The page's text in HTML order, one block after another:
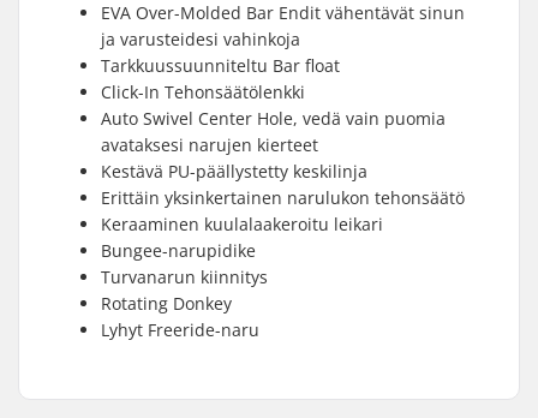
EVA Over-Molded Bar Endit vähentävät sinun
ja varusteidesi vahinkoja
Tarkkuussuunniteltu Bar float
Click-In Tehonsäätölenkki
Auto Swivel Center Hole, vedä vain puomia
avataksesi narujen kierteet
Kestävä PU-päällystetty keskilinja
Erittäin yksinkertainen narulukon tehonsäätö
Keraaminen kuulalaakeroitu leikari
Bungee-narupidike
Turvanarun kiinnitys
Rotating Donkey
Lyhyt Freeride-naru